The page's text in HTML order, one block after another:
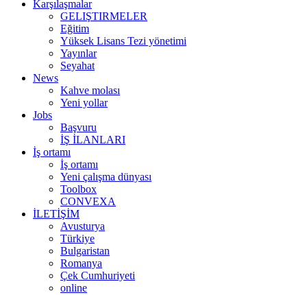
Karşılaşmalar
GELIŞTIRMELER
Eğitim
Yüksek Lisans Tezi yönetimi
Yayınlar
Seyahat
News
Kahve molası
Yeni yollar
Jobs
Başvuru
İŞ İLANLARI
İş ortamı
İş ortamı
Yeni çalışma dünyası
Toolbox
CONVEXA
İLETİŞİM
Avusturya
Türkiye
Bulgaristan
Romanya
Çek Cumhuriyeti
online